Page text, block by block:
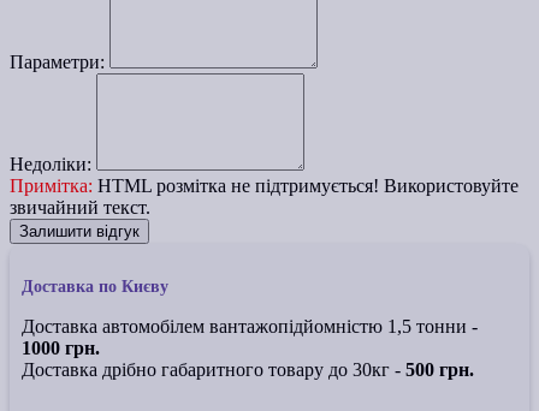
Параметри:
Недоліки:
Примітка: HTML розмітка не підтримується! Використовуйте
звичайний текст.
Залишити відгук
Доставка по Києву
Доставка автомобілем вантажопідйомністю 1,5 тонни -
1000 грн.
Доставка дрібно габаритного товару до 30кг - 500 грн.